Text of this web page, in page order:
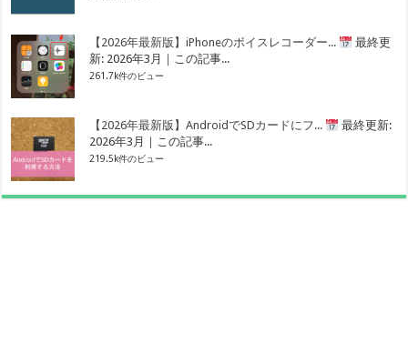
【2026年最新版】iPhoneのボイスレコーダー...
最終更
新: 2026年3月｜この記事...
261.7k件のビュー
【2026年最新版】AndroidでSDカードにフ...
最終更新:
2026年3月｜この記事...
219.5k件のビュー